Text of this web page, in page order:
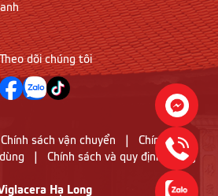
Theo dõi chúng tôi
Chính sách vận chuyển
Chính sách
Chính sách và quy định chung
Hạ Long